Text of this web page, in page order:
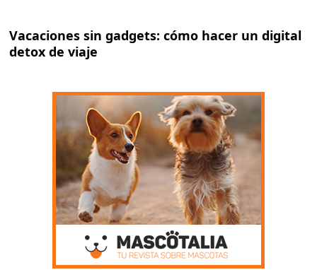
Vacaciones sin gadgets: cómo hacer un digital
detox de viaje